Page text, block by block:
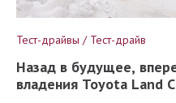
Тест-драйвы / Тест-драйв
Назад в будущее,
владения Toyota Land